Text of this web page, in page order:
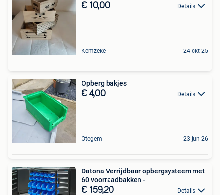
€ 10,00 Details
Kemzeke 24 okt 25
Opberg bakjes
€ 4,00 Details
Otegem 23 jun 26
Datona Verrijdbaar opbergsysteem met
60 voorraadbakken -
€ 159,20 Details